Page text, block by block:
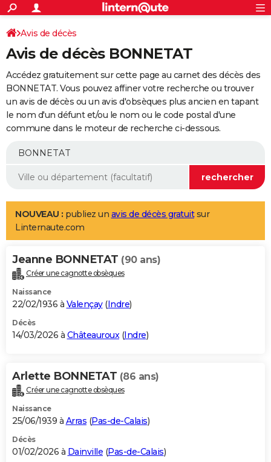
ACTUALITÉS
Politique
Société
Faits Divers
Education
Monde
Villes
+
SPORT
Coupe du monde 2026
Football
Tennis
Cyclisme
Rugby
Forum
Programme TV
TNT
Streaming
Cinéma
Sorties cinéma
Musique
+
FINANCE
Impôts
Immobilier
Risques naturels par ville
Banque
Assurance
Crédit
AUTO
Essais
Réserver un essai
Citadines
Berlines
SUV
Forum auto
+
Mobiles
Meilleur smartphone
Internet
Ordinateurs
Jeux vidéo
Guide high-tech
Aménagement intérieur
LIFESTYLE
Art de vivre
Bien-être
Loisirs
Mode
Modes de vie
Alimentation
Guide de la santé
Maladies
Médicaments
Sommeil
VOYAGE
Destinations
City break
Voyage nature
Voyage de noces
Forum
Climat
+PHOTO
GUIDES D'ACHAT
BONS PLANS
Carte de Noël
Carte Bonne année
Carte Saint-Valentin
Carte Pâques
Carte d'anniversaire
DICTIONNAIRE
Dictionnaire
Biographies
Citations
Expressions
Proverbes
PROGRAMME TV
S'inscrire
Se connecter
Lycées
Collèges
Primaires
Universités
Entreprises
Service militaire
Avis de recherche
AVIS DE DÉCÈS
Avis de décès
Avis de décès BONNETAT
Accédez gratuitement sur cette page au carnet des décès des
BONNETAT. Vous pouvez affiner votre recherche ou trouver
un avis de décès ou un avis d'obsèques plus ancien en tapant
le nom d'un défunt et/ou le nom ou le code postal d'une
commune dans le moteur de recherche ci-dessous.
NOUVEAU : publiez un avis de décès gratuitsur
Linternaute.com
Jeanne BONNETAT (90 ans)
Créer une cagnotte obsèques
Naissance
22/02/1936 à Valençay(Indre)
Décès
14/03/2026 à Châteauroux(Indre)
Arlette BONNETAT (86 ans)
Créer une cagnotte obsèques
Naissance
25/06/1939 à Arras (Pas-de-Calais)
Décès
01/02/2026 à Dainville (Pas-de-Calais)